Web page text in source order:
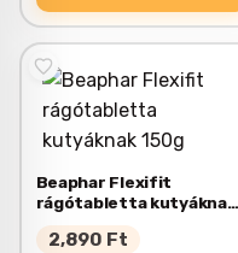
Beaphar Flexifit
rágótabletta kutyáknak
150g
2,890 Ft